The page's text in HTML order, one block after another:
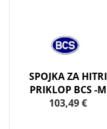
SPOJKA ZA HITRI
PRIKLOP BCS -M
103,49 €